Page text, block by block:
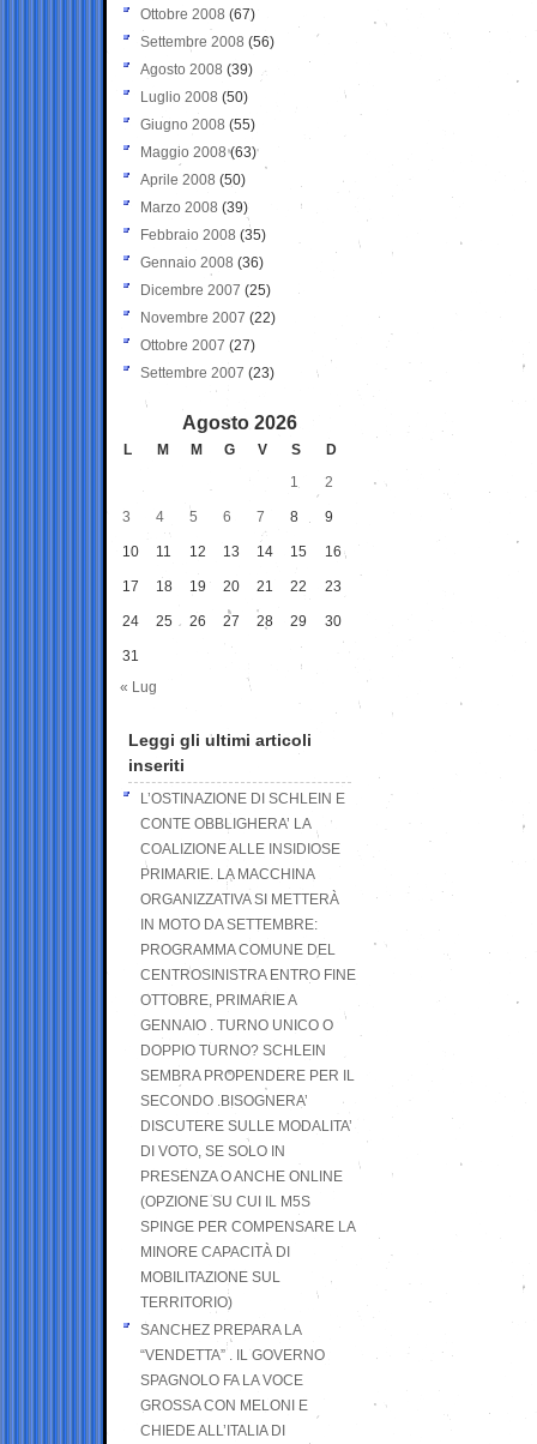
Ottobre 2008 (67)
Settembre 2008 (56)
Agosto 2008 (39)
Luglio 2008 (50)
Giugno 2008 (55)
Maggio 2008(63)
Aprile 2008 (50)
Marzo 2008 (39)
Febbraio 2008 (35)
Gennaio 2008 (36)
Dicembre 2007 (25)
Novembre 2007 (22)
Ottobre 2007 (27)
Settembre 2007 (23)
Agosto 2026
L M M G V S
D
1
2
3 4 5 6 7 8 9
10 11 12 13 14 15 16
17 18 19 20 21 22 23
24 25 26 27 28 29 30
31
« Lug
Leggi gli ultimi articoli
inseriti
L’OSTINAZIONE DI SCHLEIN E
CONTE OBBLIGHERA’ LA
COALIZIONE ALLE INSIDIOSE
PRIMARIE. LA MACCHINA
ORGANIZZATIVA SI METTERÀ
IN MOTO DA SETTEMBRE:
PROGRAMMA COMUNE DEL
CENTROSINISTRA ENTRO FINE
OTTOBRE, PRIMARIE A
GENNAIO . TURNO UNICO O
DOPPIO TURNO? SCHLEIN
SEMBRA PROPENDERE PER IL
SECONDO .BISOGNERA’
DISCUTERE SULLE MODALITA’
DI VOTO, SE SOLO IN
PRESENZA O ANCHE ONLINE
(OPZIONE SU CUI IL M5S
SPINGE PER COMPENSARE LA
MINORE CAPACITÀ DI
MOBILITAZIONE SUL
TERRITORIO)
SANCHEZ PREPARA LA
“VENDETTA” . IL GOVERNO
SPAGNOLO FA LA VOCE
GROSSA CON MELONI E
CHIEDE ALL’ITALIA DI